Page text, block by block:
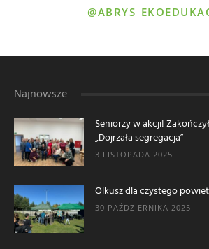
Najnowsze
Seniorzy w akcji!
„Dojrzała segregacja”
3 LISTOPADA 2025
Olkusz dla czystego
30 PAŹDZIERNIKA 2025